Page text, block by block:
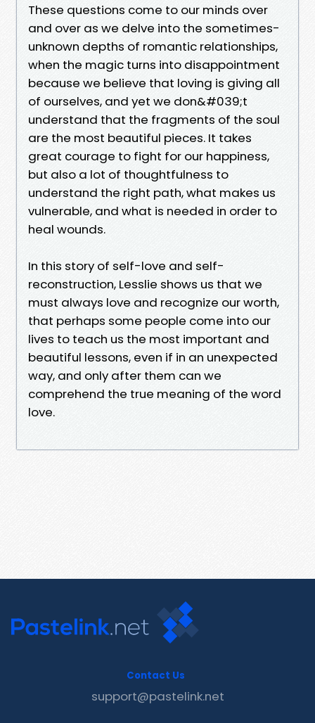
These questions come to our minds over
and over as we delve into the sometimes-
unknown depths of romantic relationships,
when the magic turns into disappointment
because we believe that loving is giving all
of ourselves, and yet we don&#039;t
understand that the fragments of the soul
are the most beautiful pieces. It takes
great courage to fight for our happiness,
but also a lot of thoughtfulness to
understand the right path, what makes us
vulnerable, and what is needed in order to
heal wounds.
In this story of self-love and self-
reconstruction, Lesslie shows us that we
must always love and recognize our worth,
that perhaps some people come into our
lives to teach us the most important and
beautiful lessons, even if in an unexpected
way, and only after them can we
comprehend the true meaning of the word
love.
Contact Us
support@pastelink.net